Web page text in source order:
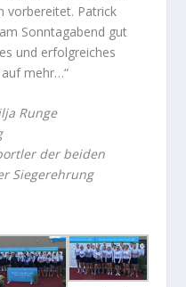
vorbereitet. Patrick
Sonntagabend gut
und erfolgreiches
mehr…“
Runge
der beiden
Siegerehrung